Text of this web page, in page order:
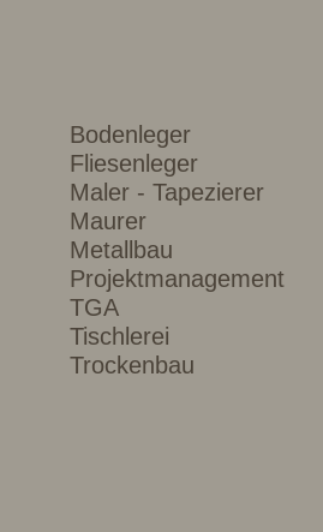
Bodenleger
Fliesenleger
Maler - Tapezierer
Maurer
Metallbau
Projektmanagement
TGA
Tischlerei
Trockenbau